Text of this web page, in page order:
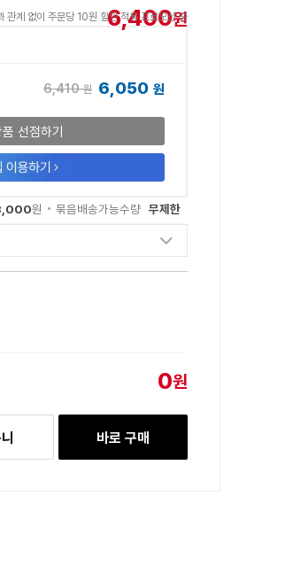
6,400원
관계 없이 주문당 10원 할인 적용 프로모션 중
6,410원 6,050 원
선점하기
원 묶음배송가능수량 무제한
0원
바로 구매